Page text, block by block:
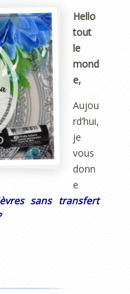
Hello
tout
le
mond
e,
Aujou
rd’hui,
je
vous
donn
e
sans transfert